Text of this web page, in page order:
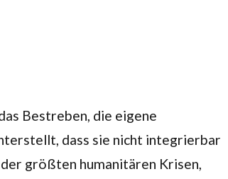
Bestreben, die eigene
dass sie nicht integrierbar
größten humanitären Krisen,